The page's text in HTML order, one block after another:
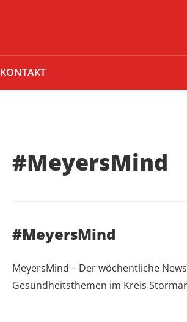
KONTAKT
#MeyersMind
#MeyersMind
MeyersMind – Der wöchentliche
Gesundheitsthemen im Kreis